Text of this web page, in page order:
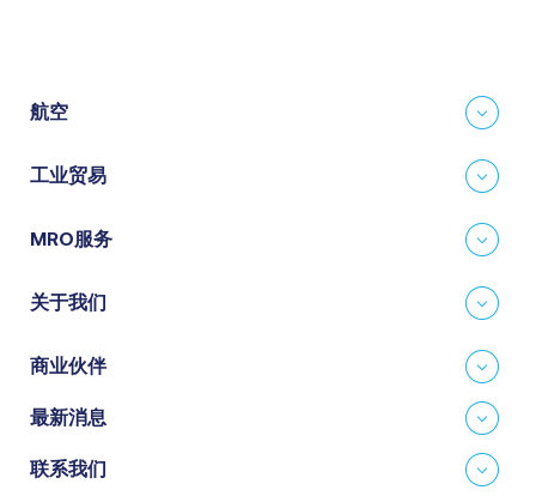
航空
工业贸易
MRO服务
关于我们
商业伙伴
最新消息
联系我们